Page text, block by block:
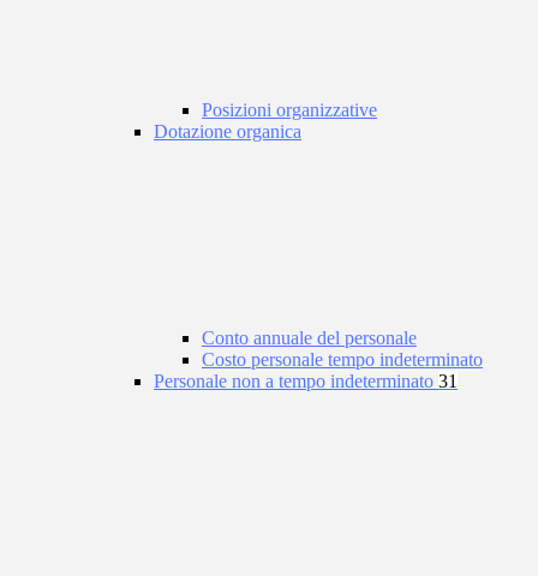
Posizioni organizzative
Dotazione organica
Conto annuale del personale
Costo personale tempo indeterminato
Personale non a tempo indeterminato 31